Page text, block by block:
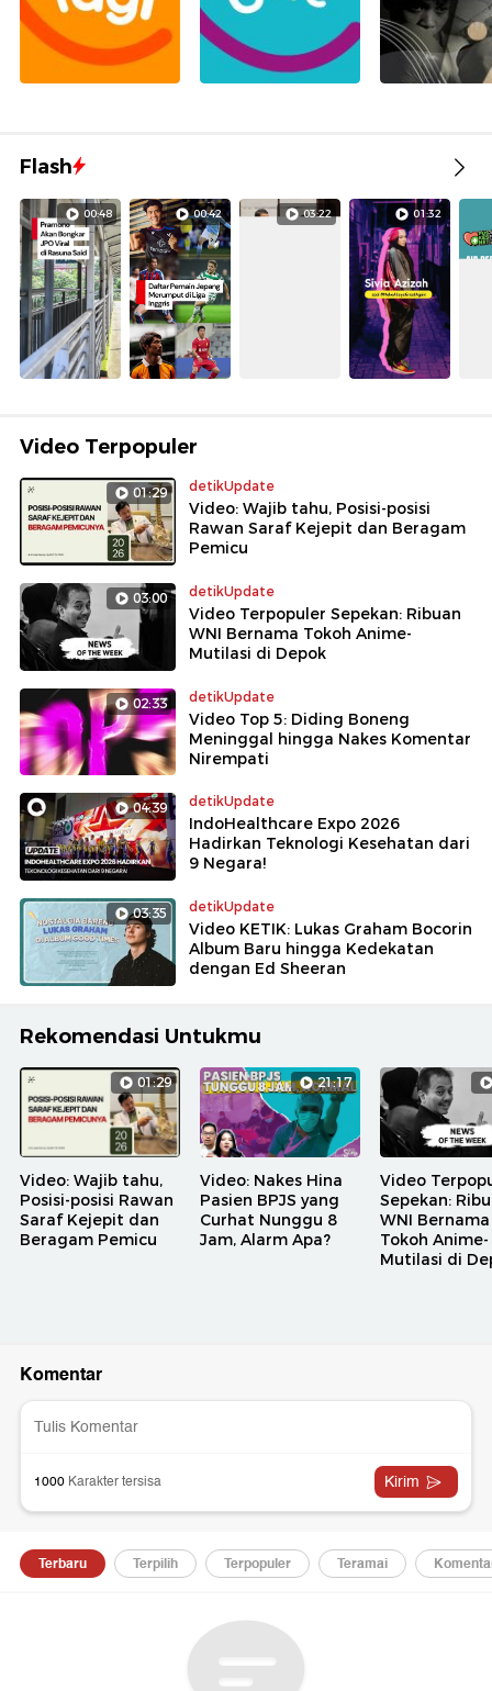
Flash
00:48 00:42 03:22 01:32
Video Terpopuler
01:29 detikUpdate
Video: Wajib tahu, Posisi-posisi
Rawan Saraf Kejepit dan Beragam
Pemicu
03:00 detikUpdate
Video Terpopuler Sepekan: Ribuan
WNI Bernama Tokoh Anime-
Mutilasi di Depok
02:33 detikUpdate
Video Top 5: Diding Boneng
Meninggal hingga Nakes Komentar
Nirempati
04:39 detikUpdate
IndoHealthcare Expo 2026
Hadirkan Teknologi Kesehatan dari
9 Negara!
03:35 detikUpdate
Video KETIK: Lukas Graham Bocorin
Album Baru hingga Kedekatan
dengan Ed Sheeran
Rekomendasi Untukmu
01:29
Video: Wajib tahu,
Posisi-posisi Rawan
Saraf Kejepit dan
Beragam Pemicu
21:17
Video: Nakes Hina
Pasien BPJS yang
Curhat Nunggu 8
Jam, Alarm Apa?
Video
Sepekan:
WNI Bernama
Tokoh Anime-
Mutilasi di